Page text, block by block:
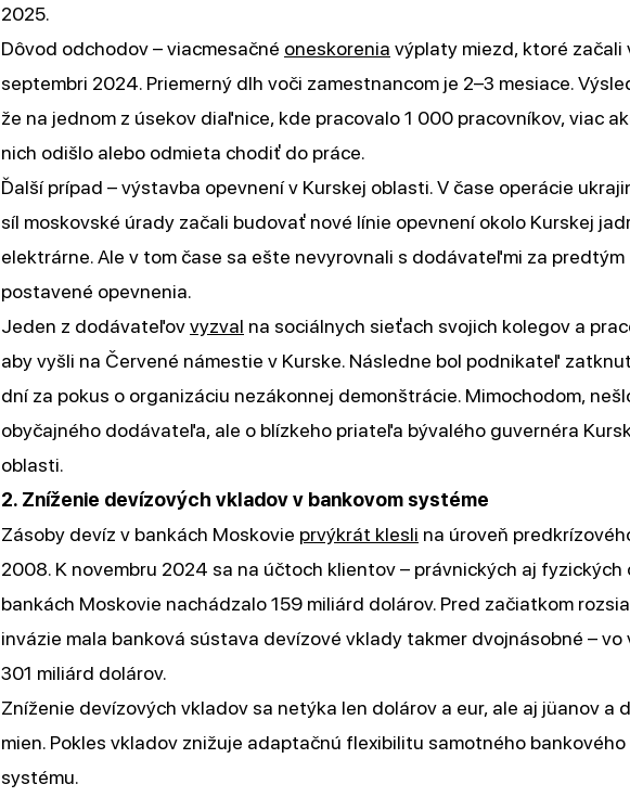
2025.
Dôvod odchodov – viacmesačné oneskorenia výplaty miezd, ktoré začali
septembri 2024. Priemerný dlh voči zamestnancom je 2–3 mesiace.
že na jednom z úsekov diaľnice, kde pracovalo 1 000 pracovníkov, viac
nich odišlo alebo odmieta chodiť do práce.
Ďalší prípad – výstavba opevnení v Kurskej oblasti. V čase operácie
síl moskovské úrady začali budovať nové línie opevnení okolo Kurskej
elektrárne. Ale v tom čase sa ešte nevyrovnali s dodávateľmi za predtým
postavené opevnenia.
Jeden z dodávateľovvyzval na sociálnych sieťach svojich kolegov a
aby vyšli na Červené námestie v Kurske. Následne bol podnikateľ
dní za pokus o organizáciu nezákonnej demonštrácie. Mimochodom,
obyčajného dodávateľa, ale o blízkeho priateľa bývalého guvernéra
oblasti.
2. Zníženie devízových vkladov v bankovom systéme
Zásoby devíz v bankách Moskovie prvýkrát klesli na úroveň
2008. K novembru 2024 sa na účtoch klientov – právnických aj fyzických
bankách Moskovie nachádzalo 159 miliárd dolárov. Pred začiatkom
invázie mala banková sústava devízové vklady takmer dvojnásobné – vo
301 miliárd dolárov.
Zníženie devízových vkladov sa netýka len dolárov a eur, ale aj jüanov a
mien. Pokles vkladov znižuje adaptačnú flexibilitu samotného bankového
systému.